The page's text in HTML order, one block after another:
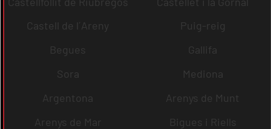
Castell de l´Areny
Puig-reig
Begues
Gallifa
Sora
Mediona
Argentona
Arenys de Munt
Arenys de Mar
Bigues i Riells